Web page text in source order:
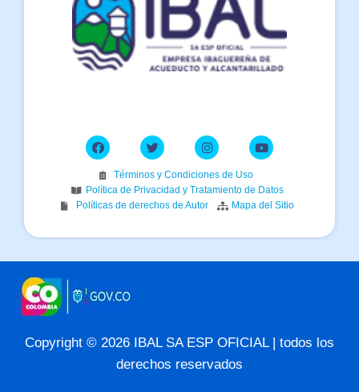
Términos y Condiciones de Uso
Política de Privacidad y Tratamiento de Datos
Políticas de derechos de Autor
Mapa del Sitio
Copyright © 2026 IBAL SA ESP OFICIAL | todos los
derechos reservados